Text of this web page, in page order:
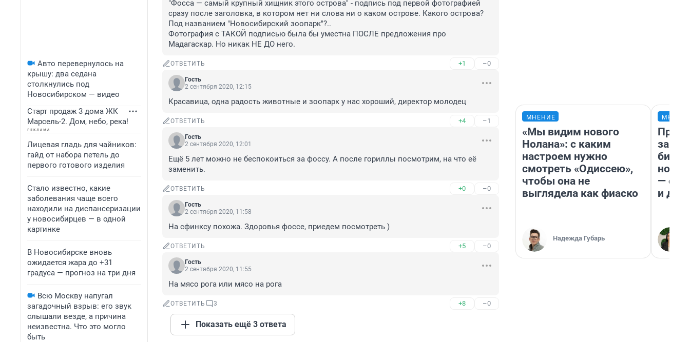
Авто перевернулось на
крышу: два седана
столкнулись под
Новосибирском — видео
Старт продаж 3 дома ЖК
Марсель-2. Дом, небо, река!
Лицевая гладь для чайников:
гайд от набора петель до
первого готового изделия
Стало известно, какие
заболевания чаще всего
находили на диспансеризации
у новосибирцев — в одной
картинке
В Новосибирске вновь
ожидается жара до +31
градуса — прогноз на три дня
Всю Москву напугал
загадочный взрыв: его звук
слышали везде, а причина
неизвестна. Что это могло
быть
"Фосса — самый крупный хищник этого острова" - подпись под первой фотографией
сразу после заголовка, в котором нет ни слова ни о каком острове. Какого острова?
Под названием "Новосибирский зоопарк"?..
Фотография с ТАКОЙ подписью была бы уместна ПОСЛЕ предложения про
Мадагаскар. Но никак НЕ ДО него.
ОТВЕТИТЬ +1 –0
Гость
2 сентября 2020, 12:15
Красавица, одна радость животные и зоопарк у нас хороший, директор молодец
ОТВЕТИТЬ +4 –1
Гость
2 сентября 2020, 12:01
Ещё 5 лет можно не беспокоиться за фоссу. А после гориллы посмотрим, на что её
заменить.
ОТВЕТИТЬ +0 –0
Гость
2 сентября 2020, 11:58
На сфинксу похожа. Здоровья фоссе, приедем посмотреть )
ОТВЕТИТЬ +5 –0
Гость
2 сентября 2020, 11:55
На мясо рога или мясо на рога
ОТВЕТИТЬ 3 +8 –0
Показать ещё 3 ответа
МНЕНИЕ
«Мы видим нового
Нолана»: с каким
настроем нужно
смотреть «Одиссею»,
чтобы она не
выглядела как фиаско
Надежда Губарь
— он
и